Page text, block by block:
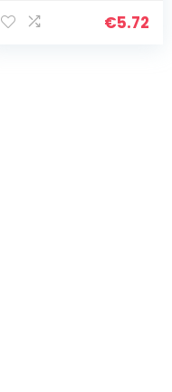
opslag collectie 1
€5.72